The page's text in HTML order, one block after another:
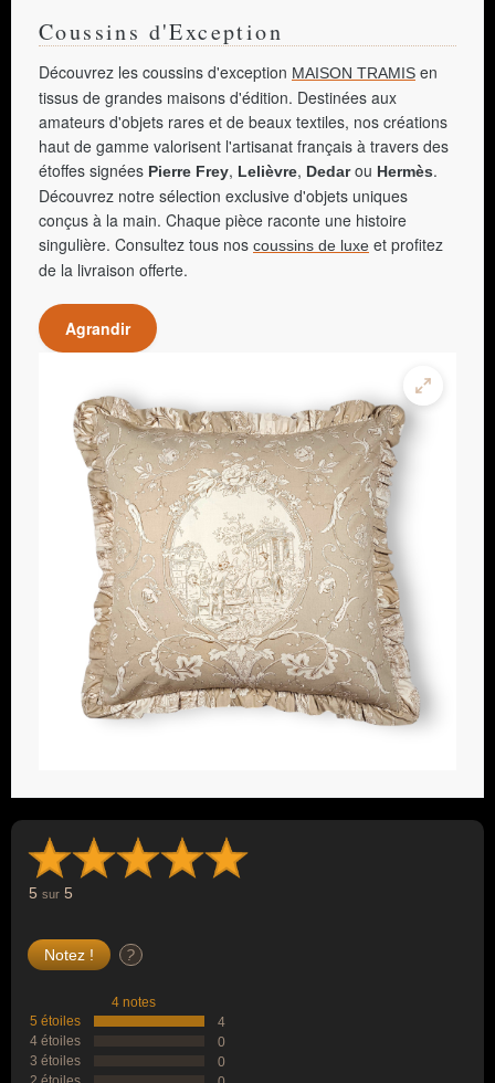
Coussins d'Exception
Découvrez les coussins d'exception MAISON TRAMIS en
tissus de grandes maisons d'édition. Destinées aux
amateurs d'objets rares et de beaux textiles, nos créations
haut de gamme valorisent l'artisanat français à travers des
étoffes signées Pierre Frey, Lelièvre, Dedarou Hermès.
Découvrez notre sélection exclusive d'objets uniques
conçus à la main. Chaque pièce raconte une histoire
singulière. Consultez tous nos coussins de luxe et profitez
de la livraison offerte.
Agrandir
5 sur 5
?
4 notes
5 étoiles
4
4 étoiles
0
3 étoiles
0